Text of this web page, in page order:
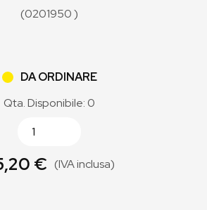
(0201950 )
DA ORDINARE
Qta. Disponibile: 0
€ (IVA inclusa)